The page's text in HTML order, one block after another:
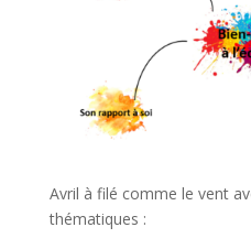
Avril à filé comme le vent
thématiques :